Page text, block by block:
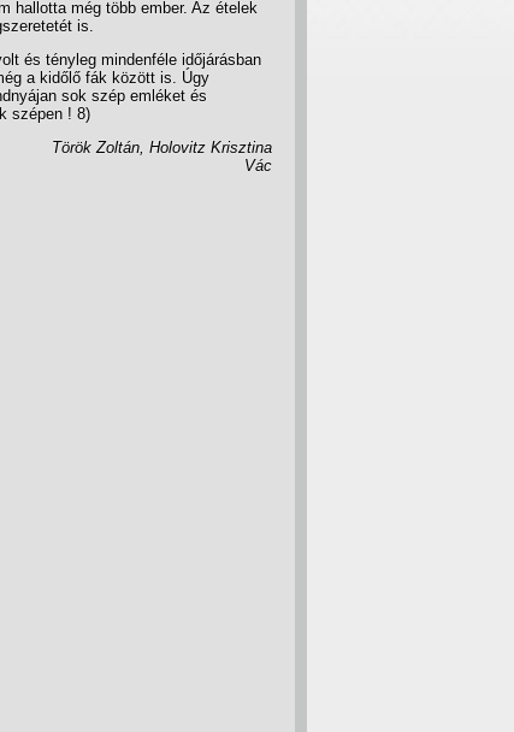
hallotta még több ember. Az ételek
is.
és tényleg mindenféle időjárásban
a kidőlő fák között is. Úgy
sok szép emléket és
szépen ! 8)
Török Zoltán, Holovitz Krisztina
Vác